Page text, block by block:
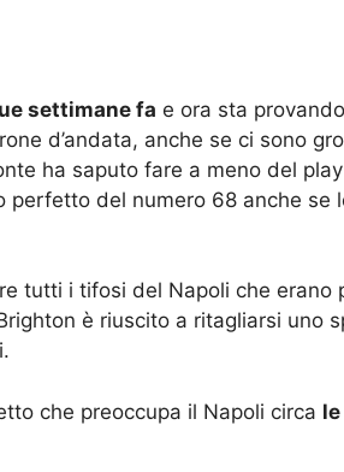
settimane fa e ora sta
d’andata, anche se ci sono
ha saputo fare a meno del
perfetto del numero 68 anche se
tutti i tifosi del Napoli che erano
è riuscito a ritagliarsi uno
che preoccupa il Napoli circa